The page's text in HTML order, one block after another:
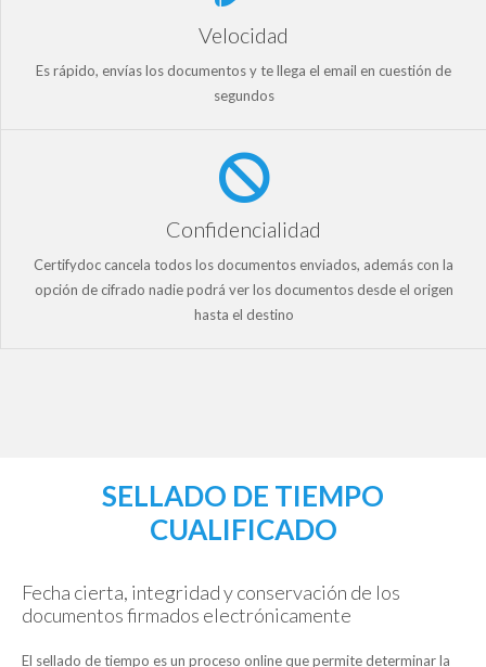
Velocidad
Es rápido, envías los documentos y te llega el email en cuestión de
segundos
Confidencialidad
Certifydoc cancela todos los documentos enviados, además con la
opción de cifrado nadie podrá ver los documentos desde el origen
hasta el destino
SELLADO DE TIEMPO
CUALIFICADO
Fecha cierta, integridad y conservación de los
documentos firmados electrónicamente
El sellado de tiempo es un proceso online que permite determinar la